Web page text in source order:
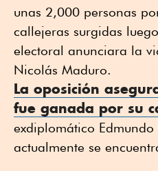
unas 2,000 personas
callejeras surgidas
electoral anunciara la
Nicolás Maduro.
La oposición
fue ganada por su
exdiplomático Edmundo
actualmente se